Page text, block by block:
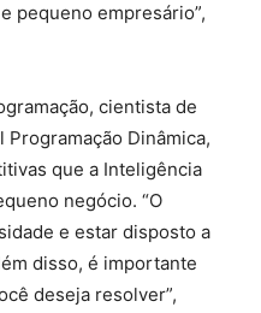
pequeno empresário”,
cientista de
Dinâmica,
que a Inteligência
negócio. “O
e estar disposto a
disso, é importante
deseja resolver”,